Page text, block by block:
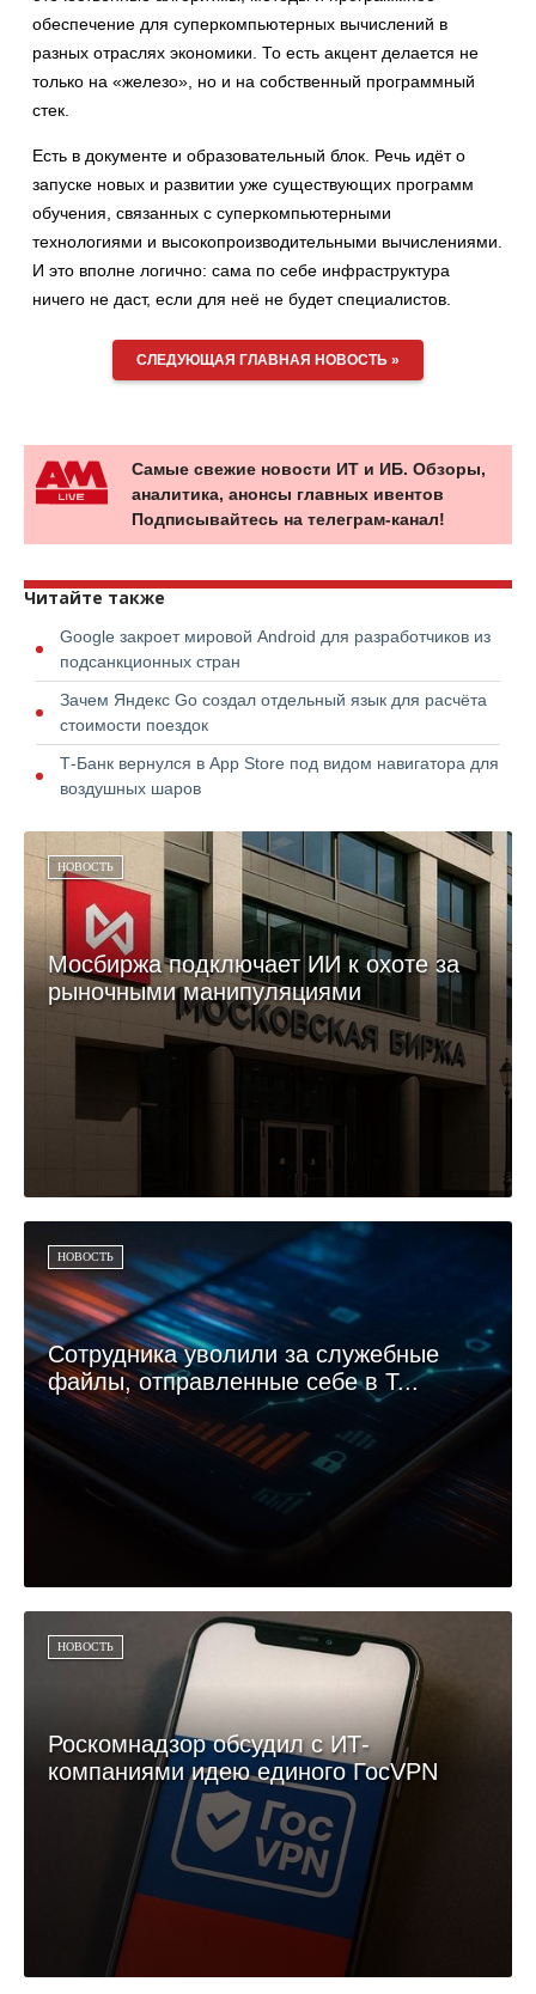
обеспечение для суперкомпьютерных вычислений в
разных отраслях экономики. То есть акцент делается не
только на «железо», но и на собственный программный
стек.
Есть в документе и образовательный блок. Речь идёт о
запуске новых и развитии уже существующих программ
обучения, связанных с суперкомпьютерными
технологиями и высокопроизводительными вычислениями.
И это вполне логично: сама по себе инфраструктура
ничего не даст, если для неё не будет специалистов.
СЛЕДУЮЩАЯ ГЛАВНАЯ НОВОСТЬ »
Самые свежие новости ИТ и ИБ. Обзоры,
аналитика, анонсы главных ивентов
Подписывайтесь на телеграм-канал!
Читайте также
Google закроет мировой Android для разработчиков из
подсанкционных стран
Зачем Яндекс Go создал отдельный язык для расчёта
стоимости поездок
Т-Банк вернулся в App Store под видом навигатора для
воздушных шаров
НОВОСТЬ
Мосбиржа подключает ИИ к охоте за
рыночными манипуляциями
НОВОСТЬ
Сотрудника уволили за служебные
файлы, отправленные себе в T...
НОВОСТЬ
Роскомнадзор обсудил с ИТ-
компаниями идею единого ГосVPN